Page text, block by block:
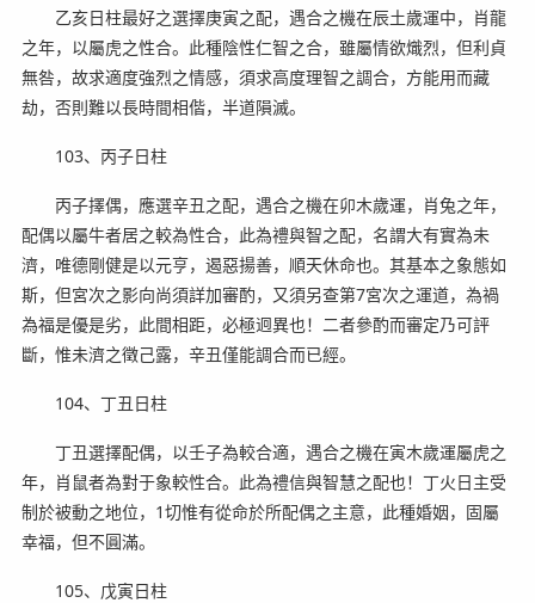
乙亥日柱最好之選擇庚寅之配，遇合之機在辰土歲運中，肖龍
之年，以屬虎之性合。此種陰性仁智之合，雖屬情欲熾烈，但利貞
無咎，故求適度強烈之情感，須求高度理智之調合，方能用而藏
劫，否則難以長時間相偕，半道隕滅。
103、丙子日柱
丙子擇偶，應選辛丑之配，遇合之機在卯木歲運，肖兔之年，
配偶以屬牛者居之較為性合，此為禮與智之配，名謂大有實為未
濟，唯德剛健是以元亨，遏惡揚善，順天休命也。其基本之象態如
斯，但宮次之影向尚須詳加審酌，又須另查第7宮次之運道，為禍
為福是優是劣，此間相距，必極迥異也！二者參酌而審定乃可評
斷，惟未濟之徵己露，辛丑僅能調合而已經。
104、丁丑日柱
丁丑選擇配偶，以壬子為較合適，遇合之機在寅木歲運屬虎之
年，肖鼠者為對于象較性合。此為禮信與智慧之配也！丁火日主受
制於被動之地位，1切惟有從命於所配偶之主意，此種婚姻，固屬
幸福，但不圓滿。
105、戊寅日柱